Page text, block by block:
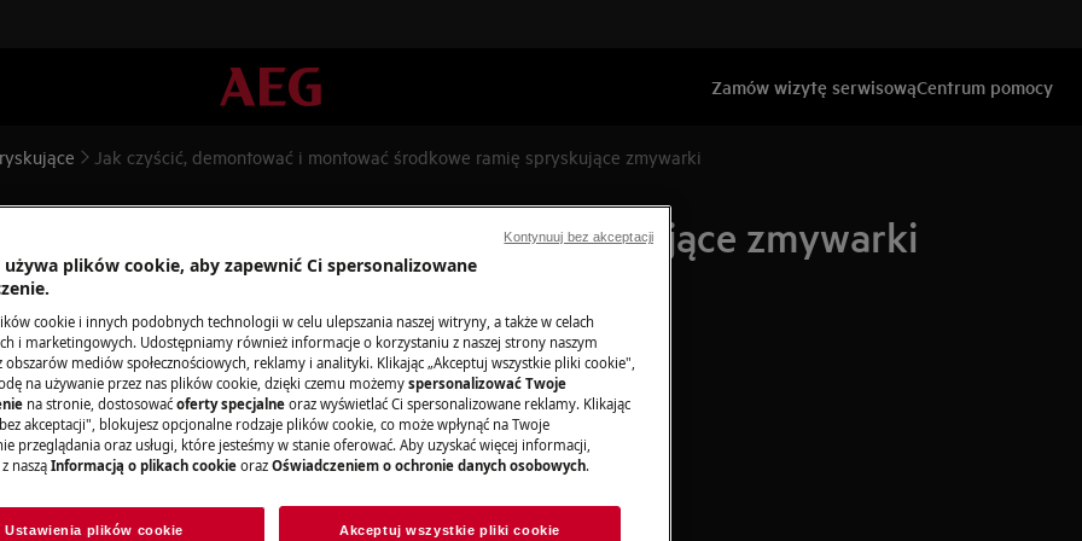
Zamów wizytę serwisowąCentrum pomocy
Jak czyścić, demontować i montować środkowe ramię spryskujące zmywarki
i montować środkowe ramię spryskujące zmywarki
wyłącz urządzenie i wyjmij
w przypadku ciężkich
używa plików cookie, aby zapewnić Ci spersonalizowane
cookie i innych podobnych technologii w celu ulepszania naszej witryny, a także w celach
i marketingowych. Udostępniamy również informacje o korzystaniu z naszej strony naszym
mediów społecznościowych, reklamy i analityki. Klikając „Akceptuj wszystkie pliki cookie",
na używanie przez nas plików cookie, dzięki czemu możemy spersonalizować Twoje
na stronie, dostosować oferty specjalne oraz wyświetlać Ci spersonalizowane reklamy. Klikając
akceptacji", blokujesz opcjonalne rodzaje plików cookie, co może wpłynąć na Twoje
przeglądania oraz usługi, które jesteśmy w stanie oferować. Aby uzyskać więcej informacji,
nasząInformacją o plikach cookie oraz Oświadczeniem o ochronie danych osobowych.
Ustawienia plików cookie Akceptuj wszystkie pliki cookie
Kontynuuj bez akceptacji